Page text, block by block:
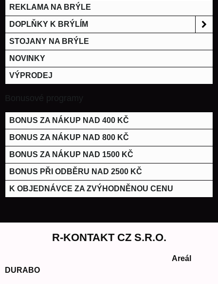
REKLAMA NA BRÝLE
DOPLŇKY K BRÝLÍM
STOJANY NA BRÝLE
NOVINKY
VÝPRODEJ
Bonusové programy
BONUS ZA NÁKUP NAD 400 KČ
BONUS ZA NÁKUP NAD 800 KČ
BONUS ZA NÁKUP NAD 1500 KČ
BONUS PŘI ODBĚRU NAD 2500 KČ
K OBJEDNÁVCE ZA ZVÝHODNĚNOU CENU
R-KONTAKT CZ S.R.O.
Areál
DURABO